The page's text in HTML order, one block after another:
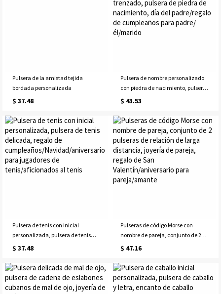
Pulsera de la amistad tejida
bordada personalizada
$ 37.48
Pulsera de nombre personalizado
con piedra de nacimiento, pulsera
de cuero trenzado, pulsera de
padre/regalo de cumpleaños para
padre/él/marido
$ 43.53
Pulsera de tenis con inicial
personalizada, pulsera de tenis
delicada, regalo de
para jugadores de
tenis/aficionados al tenis
$ 37.48
Pulseras de código Morse con
nombre de pareja, conjunto de 2
pulseras de relación de larga
de San Valentín/aniversario para
pareja/amante
$ 47.16